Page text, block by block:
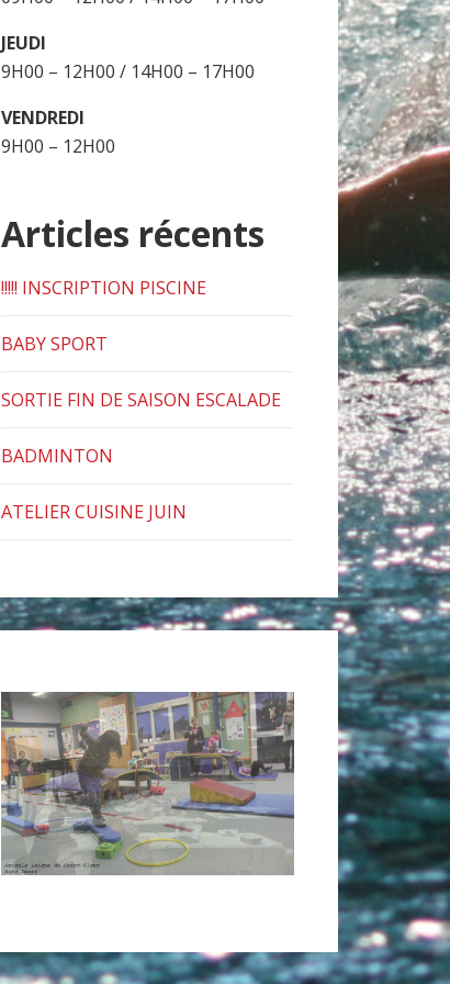
JEUDI
9H00 – 12H00 / 14H00 – 17H00
VENDREDI
9H00 – 12H00
Articles récents
!!!!! INSCRIPTION PISCINE
BABY SPORT
SORTIE FIN DE SAISON ESCALADE
BADMINTON
ATELIER CUISINE JUIN